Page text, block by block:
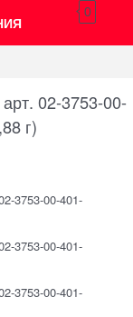
0
02-3753-00-
г)